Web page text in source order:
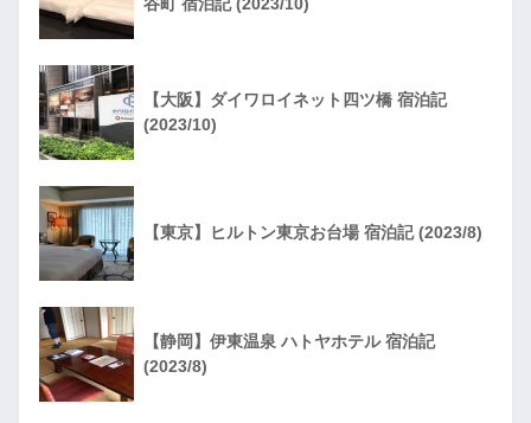
【大阪】ダイワロイネット四ツ橋 宿泊記
(2023/10)
【東京】ヒルトン東京お台場 宿泊記 (2023/8)
【静岡】伊東温泉 ハトヤホテル 宿泊記
(2023/8)